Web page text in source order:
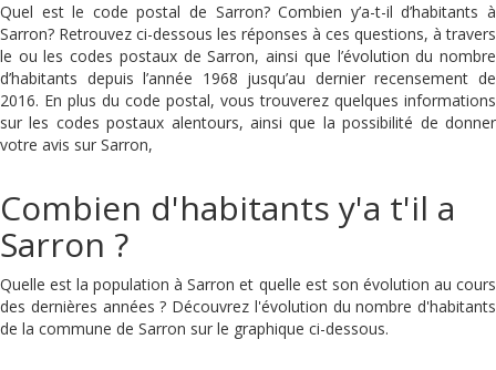
Quel est le code postal de Sarron? Combien y’a-t-il d’habitants à
Sarron? Retrouvez ci-dessous les réponses à ces questions, à travers
le ou les codes postaux de Sarron, ainsi que l’évolution du nombre
d’habitants depuis l’année 1968 jusqu’au dernier recensement de
2016. En plus du code postal, vous trouverez quelques informations
sur les codes postaux alentours, ainsi que la possibilité de donner
votre avis sur Sarron,
Combien d'habitants y'a t'il a
Sarron ?
Quelle est la population à Sarron et quelle est son évolution au cours
des dernières années ? Découvrez l'évolution du nombre d'habitants
de la commune de Sarron sur le graphique ci-dessous.